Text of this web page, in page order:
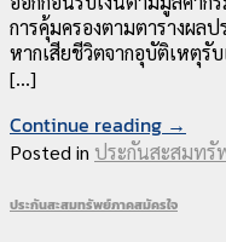
การคุ้มครองตามตารางผล
หากเสียชีวิตจากอุบัติเหตุรั
[…]
Continue reading →
Posted in ประกันสะสมทรั
ประกันสะสมทรัพย์ภาคสมัครใจ